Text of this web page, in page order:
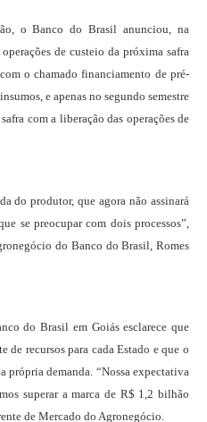
o Banco do Brasil anunciou, na
de custeio da próxima safra
o chamado financiamento de pré-
e apenas no segundo semestre
com a liberação das operações de
do produtor, que agora não assinará
se preocupar com dois processos”,
do Banco do Brasil, Romes
do Brasil em Goiás esclarece que
de recursos para cada Estado e que o
própria demanda. “Nossa expectativa
superar a marca de R$ 1,2 bilhão
de Mercado do Agronegócio.